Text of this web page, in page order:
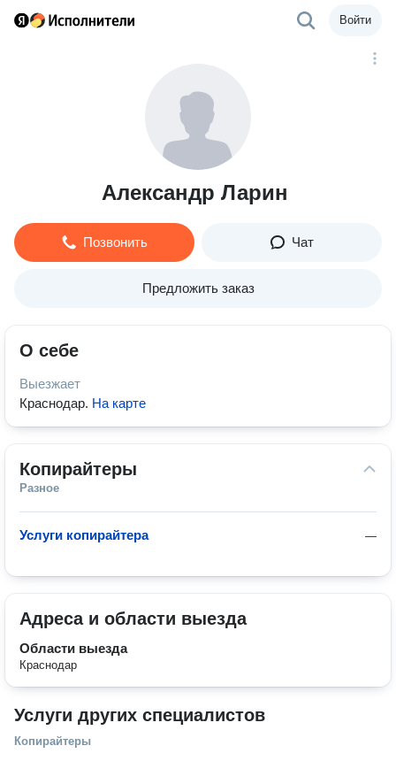
Войти
Александр Ларин
Позвонить Чат
Предложить заказ
О себе
Выезжает
Краснодар. На карте
Копирайтеры
Разное
—
Услуги копирайтера
Адреса и области выезда
Области выезда
Краснодар
Услуги других специалистов
Копирайтеры